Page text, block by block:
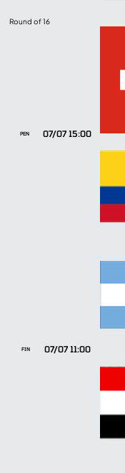
Round of 16
07/07 15:00
PEN
07/07 11:00
FIN